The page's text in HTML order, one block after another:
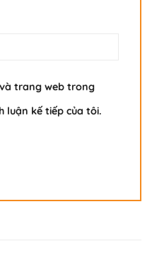
trang web trong
luận kế tiếp của tôi.